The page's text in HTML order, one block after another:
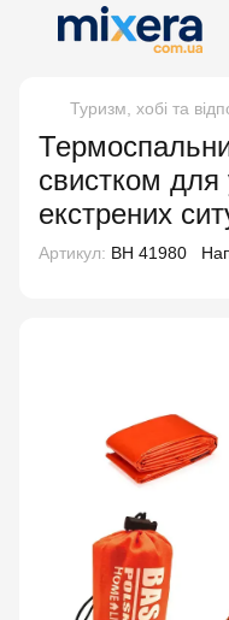
Туризм, хобі та
свистком для
екстрених
Артикул: BH 41980